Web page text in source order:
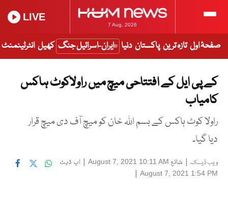
7 Aug, 2026
LIVE
صفحۂ اول تازہ ترین پاکستان دنیا ایران-اسرائیل جنگ کھیل انٹرٹینمنٹ
کے پی ایل کے افتتاحی میچ میں راولاکوٹ ہاکس
کامیاب
راولا کوٹ ہاکس کے بسم اللہ خان کو میچ آف دی میچ قرار
دیا گیا۔
ویب ڈیسک | شائع August 7, 2021 10:11 AM
| اپ ڈیٹ
August 7, 2021 1:54 PM
|